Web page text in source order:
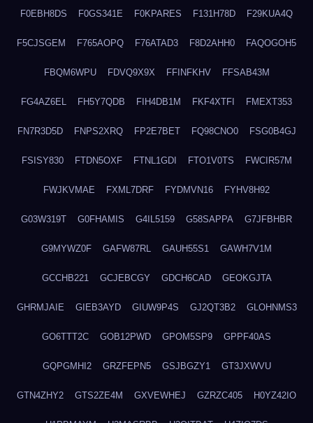
F0EBH8DS F0GS341E F0KPARES F131H78D F29KUA4Q
F5CJSGEM F765AOPQ F76ATAD3 F8D2AHH0 FAQOGOH5
FBQM6WPU FDVQ9X9X FFINFKHV FFSAB43M
FG4AZ6EL FH5Y7QDB FIH4DB1M FKF4XTFI FMEXT353
FN7R3D5D FNPS2XRQ FP2E7BET FQ98CNO0 FSG0B4GJ
FSISY830 FTDN5OXF FTNL1GDI FTO1V0TS FWCIR57M
FWJKVMAE FXML7DRF FYDMVN16 FYHV8H92
G03W319T G0FHAMIS G4IL5159 G58SAPPA G7JFBHBR
G9MYWZ0F GAFW87RL GAUH55S1 GAWH7V1M
GCCHB221 GCJEBCGY GDCH6CAD GEOKGJTA
GHRMJAIE GIEB3AYD GIUW9P4S GJ2QT3B2 GLOHNMS3
GO6TTT2C GOB12PWD GPOM5SP9 GPPF40AS
GQPGMHI2 GRZFEPN5 GSJBGZY1 GT3JXWVU
GTN4ZHY2 GTS2ZE4M GXVEWHEJ GZRZC405 H0YZ42IO